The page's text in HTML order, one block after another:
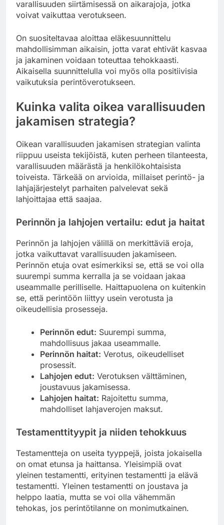
varallisuuden siirtämisessä on aikarajoja, jotka
voivat vaikuttaa verotukseen.
On suositeltavaa aloittaa eläkesuunnittelu
mahdollisimman aikaisin, jotta varat ehtivät kasvaa
ja jakaminen voidaan toteuttaa tehokkaasti.
Aikaisella suunnittelulla voi myös olla positiivisia
vaikutuksia perintöverotukseen.
Kuinka valita oikea varallisuuden
jakamisen strategia?
Oikean varallisuuden jakamisen strategian valinta
riippuu useista tekijöistä, kuten perheen tilanteesta,
varallisuuden määrästä ja henkilökohtaisista
toiveista. Tärkeää on arvioida, millaiset perintö- ja
lahjajärjestelyt parhaiten palvelevat sekä
lahjoittajaa että saajaa.
Perinnön ja lahjojen vertailu: edut ja haitat
Perinnön ja lahjojen välillä on merkittäviä eroja,
jotka vaikuttavat varallisuuden jakamiseen.
Perinnön etuja ovat esimerkiksi se, että se voi olla
suurempi summa kerralla ja se voidaan jakaa
useammalle perilliselle. Haittapuolena on kuitenkin
se, että perintöön liittyy usein verotusta ja
oikeudellisia prosesseja.
Perinnön edut: Suurempi summa,
mahdollisuus jakaa useammalle.
Perinnön haitat: Verotus, oikeudelliset
prosessit.
Lahjojen edut: Verotuksen välttäminen,
joustavuus jakamisessa.
Lahjojen haitat: Rajoitettu summa,
mahdolliset lahjaverojen maksut.
Testamenttityypit ja niiden tehokkuus
Testamentteja on useita tyyppejä, joista jokaisella
on omat etunsa ja haittansa. Yleisimpiä ovat
yleinen testamentti, erityinen testamentti ja elävä
testamentti. Yleinen testamentti on joustava ja
helppo laatia, mutta se voi olla vähemmän
tehokas, jos perintötilanne on monimutkainen.